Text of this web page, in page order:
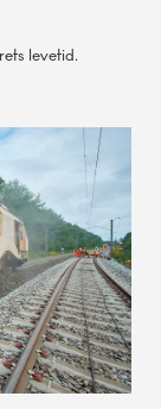
levetid.